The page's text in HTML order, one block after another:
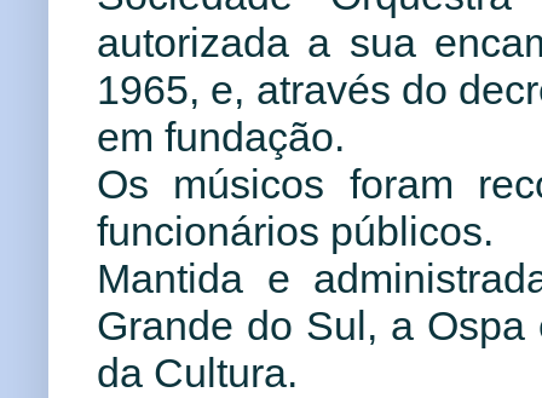
autorizada a sua
1965, e, através do
em fundação.
Os músicos foram
funcionários públicos.
Mantida e
Grande do Sul, a
da Cultura.